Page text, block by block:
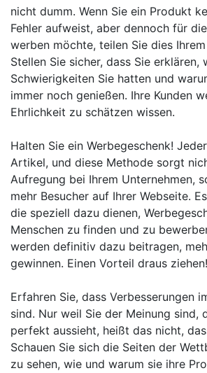
nicht dumm. Wenn Sie ein Produkt
Fehler aufweist, aber dennoch für
werben möchte, teilen Sie dies
Stellen Sie sicher, dass Sie erklären,
Schwierigkeiten Sie hatten und
immer noch genießen. Ihre Kunden
Ehrlichkeit zu schätzen wissen.
Halten Sie ein Werbegeschenk!
Artikel, und diese Methode sorgt
Aufregung bei Ihrem Unternehmen,
mehr Besucher auf Ihrer Webseite.
die speziell dazu dienen,
Menschen zu finden und zu
werden definitiv dazu beitragen,
gewinnen. Einen Vorteil draus ziehen!
Erfahren Sie, dass Verbesserungen
sind. Nur weil Sie der Meinung sind,
perfekt aussieht, heißt das nicht,
Schauen Sie sich die Seiten der
zu sehen, wie und warum sie ihre